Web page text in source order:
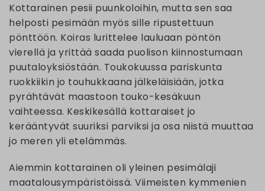
Kottarainen pesii puunkoloihin, mutta sen saa
helposti pesimään myös sille ripustettuun
pönttöön. Koiras lurittelee lauluaan pöntön
vierellä ja yrittää saada puolison kiinnostumaan
puutaloyksiöstään. Toukokuussa pariskunta
ruokkiikin jo touhukkaana jälkeläisiään, jotka
pyrähtävät maastoon touko-kesäkuun
vaihteessa. Keskikesällä kottaraiset jo
kerääntyvät suuriksi parviksi ja osa niistä muuttaa
jo meren yli etelämmäs.
Aiemmin kottarainen oli yleinen pesimälaji
maatalousympäristöissä. Viimeisten kymmenien